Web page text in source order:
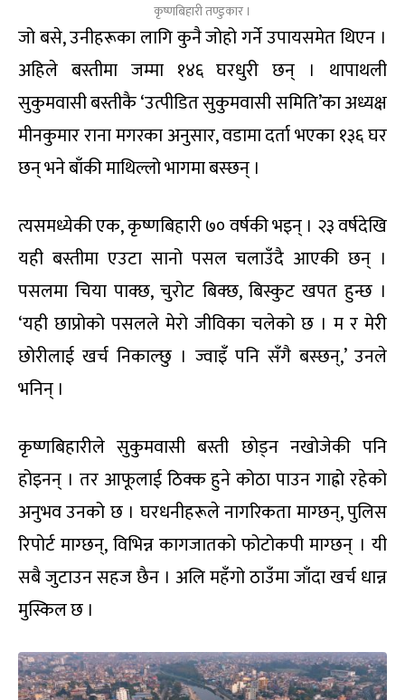
कृष्णबिहारी तण्डुकार ।
जो बसे, उनीहरूका लागि कुनै जोहो गर्ने उपायसमेत थिएन ।
अहिले बस्तीमा जम्मा १४६ घरधुरी छन् । थापाथली
सुकुमवासी बस्तीकै ‘उत्पीडित सुकुमवासी समिति’का अध्यक्ष
मीनकुमार राना मगरका अनुसार, वडामा दर्ता भएका १३६ घर
छन् भने बाँकी माथिल्लो भागमा बस्छन् ।
त्यसमध्येकी एक, कृष्णबिहारी ७० वर्षकी भइन् । २३ वर्षदेखि
यही बस्तीमा एउटा सानो पसल चलाउँदै आएकी छन् ।
पसलमा चिया पाक्छ, चुरोट बिक्छ, बिस्कुट खपत हुन्छ ।
‘यही छाप्रोको पसलले मेरो जीविका चलेको छ । म र मेरी
छोरीलाई खर्च निकाल्छु । ज्वाइँ पनि सँगै बस्छन्,’ उनले
भनिन् ।
कृष्णबिहारीले सुकुमवासी बस्ती छोड्न नखोजेकी पनि
होइनन् । तर आफूलाई ठिक्क हुने कोठा पाउन गाह्रो रहेको
अनुभव उनको छ । घरधनीहरूले नागरिकता माग्छन्, पुलिस
रिपोर्ट माग्छन्, विभिन्न कागजातको फोटोकपी माग्छन् । यी
सबै जुटाउन सहज छैन । अलि महँगो ठाउँमा जाँदा खर्च धान्न
मुस्किल छ ।